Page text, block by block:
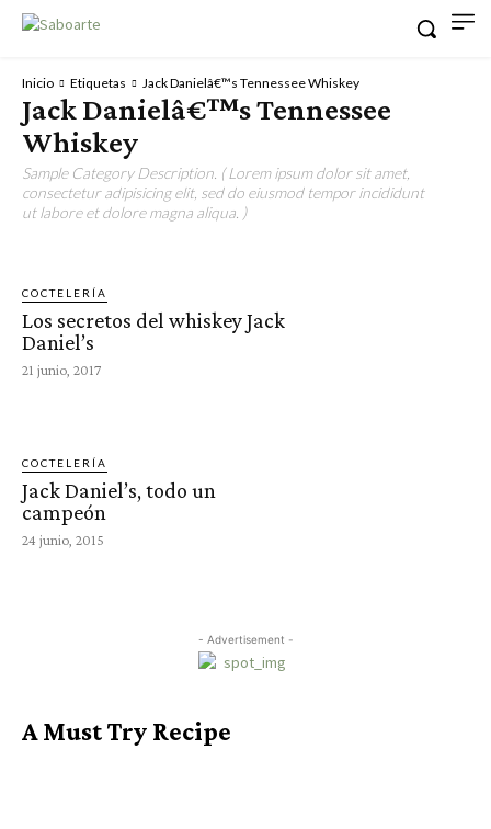
Inicio Etiquetas Jack Danielâ€™s Tennessee Whiskey
Jack Danielâ€™s Tennessee
Whiskey
Sample Category Description. ( Lorem ipsum dolor sit amet,
consectetur adipisicing elit, sed do eiusmod tempor incididunt
ut labore et dolore magna aliqua. )
COCTELERÍA
Los secretos del whiskey Jack
Daniel’s
21 junio, 2017
COCTELERÍA
Jack Daniel’s, todo un
campeón
24 junio, 2015
- Advertisement -
A Must Try Recipe